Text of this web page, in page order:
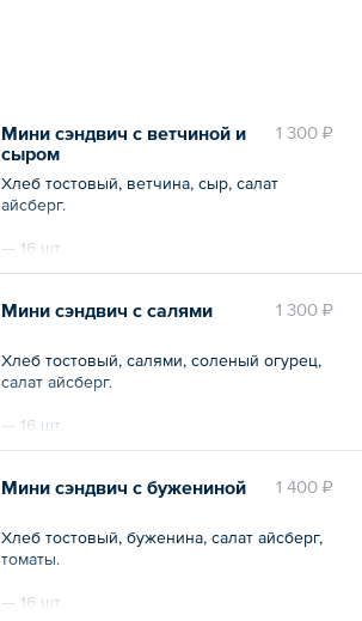
1 300 ₽
Мини сэндвич с ветчиной и
сыром
Хлеб тостовый, ветчина, сыр, салат
айсберг.
— 16 шт.
1 300 ₽
Мини сэндвич с салями
Хлеб тостовый, салями, соленый огурец,
салат айсберг.
— 16 шт.
Общий вес – 0.8 кг 1 400 ₽
Мини сэндвич с бужениной
Хлеб тостовый, буженина, салат айсберг,
томаты.
— 16 шт.